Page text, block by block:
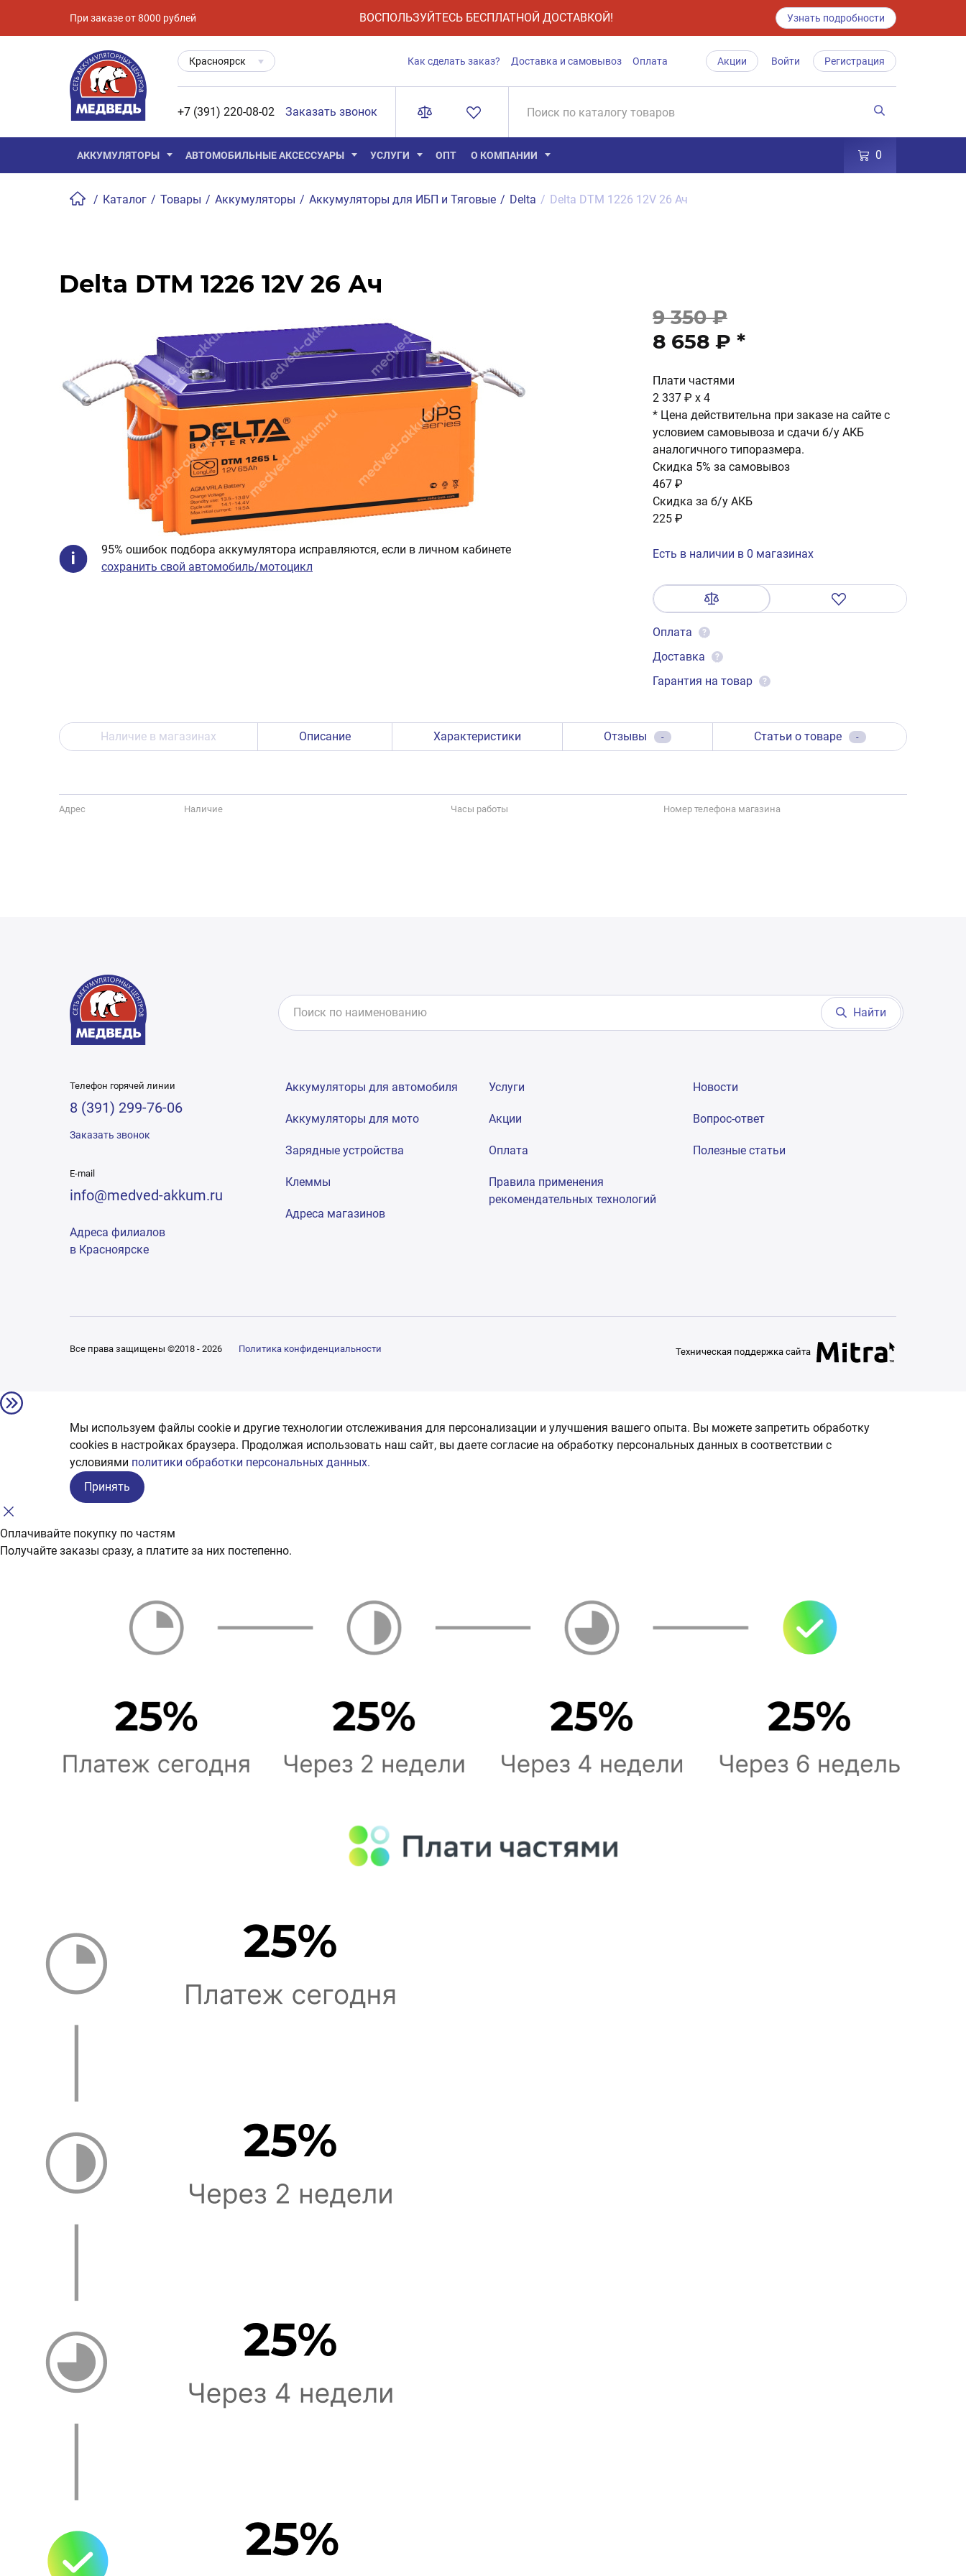
При заказе от 8000 рублей ВОСПОЛЬЗУЙТЕСЬ БЕСПЛАТНОЙ ДОСТАВКОЙ! Узнать подробности
Красноярск Как сделать заказ? Доставка и самовывоз Оплата Акции Войти Регистрация
+7 (391) 220-08-02 Заказать звонок
АККУМУЛЯТОРЫ АВТОМОБИЛЬНЫЕ АКСЕССУАРЫ УСЛУГИ ОПТ О КОМПАНИИ 0
/ Каталог / Товары / Аккумуляторы / Аккумуляторы для ИБП и Тяговые / Delta / Delta DTM 1226 12V 26 Ач
Delta DTM 1226 12V 26 Ач
95% ошибок подбора аккумулятора исправляются, если в личном кабинете
сохранить свой автомобиль/мотоцикл
9 350 ₽
8 658 ₽ *
Плати частями
2 337 ₽ x 4
* Цена действительна при заказе на сайте с
условием самовывоза и сдачи б/у АКБ
аналогичного типоразмера.
Скидка 5% за самовывоз
467 ₽
Скидка за б/у АКБ
225 ₽
Есть в наличии в 0 магазинах
Оплата ?
Доставка ?
Гарантия на товар ?
Наличие в магазинах Описание Характеристики Отзывы - Статьи о товаре -
Адрес Наличие Часы работы Номер телефона магазина
Найти
Телефон горячей линии
8 (391) 299-76-06
Заказать звонок
E-mail
info@medved-akkum.ru
Адреса филиалов
в Красноярске
Аккумуляторы для автомобиля
Аккумуляторы для мото
Зарядные устройства
Клеммы
Адреса магазинов
Услуги
Акции
Оплата
Правила применения
рекомендательных технологий
Новости
Вопрос-ответ
Полезные статьи
Все права защищены ©2018 - 2026 Политика конфиденциальности Техническая поддержка сайта
Мы используем файлы cookie и другие технологии отслеживания для персонализации и улучшения вашего опыта. Вы можете запретить обработку
сookies в настройках браузера. Продолжая использовать наш сайт, вы даете согласие на обработку персональных данных в соответствии с
условиями политики обработки персональных данных.
Принять
Оплачивайте покупку по частям
Получайте заказы сразу, а платите за них постепенно.